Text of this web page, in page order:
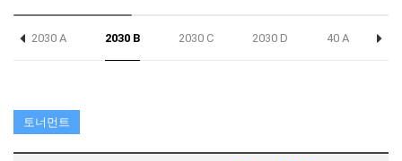
2030 A 2030 B 2030 C 2030 D 40 A
토너먼트